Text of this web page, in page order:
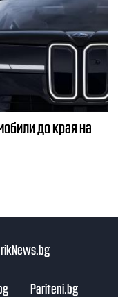
до края на
Pariteni.bg